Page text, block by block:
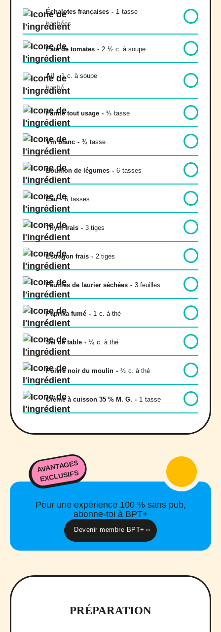
Échalotes françaises - 1 tasse
hachées
Pâte de tomates - 2 ½ c. à soupe
Ail - 1 c. à soupe
haché
Farine tout usage - ⅓ tasse
Vin blanc - ¾ tasse
Bouillon de légumes - 6 tasses
Eau - 6 tasses
Thym frais - 3 tiges
Estragon frais - 2 tiges
Feuilles de laurier séchées - 3 feuilles
Paprika fumé - 1 c. à thé
Sel de table - ¼ c. à thé
Poivre noir du moulin - ½ c. à thé
Crème à cuisson 35 % M. G. - 1 tasse
AVANTAGES
EXCLUSIFS
Pour une expérience 100 % sans pub,
abonne-toi à BPT+
Devenir membre BPT+
PRÉPARATION